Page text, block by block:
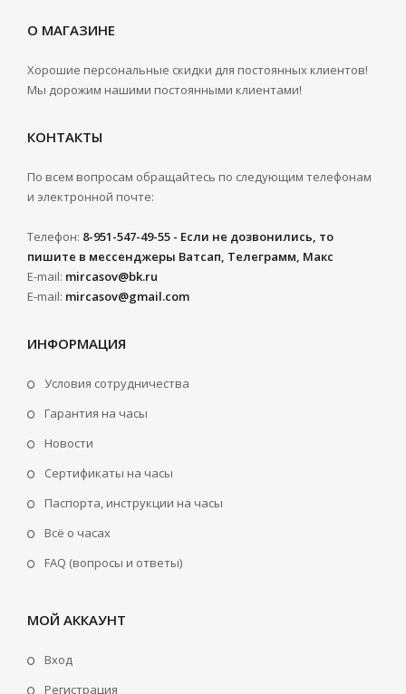
О МАГАЗИНЕ
Хорошие персональные скидки для постоянных клиентов!
Мы дорожим нашими постоянными клиентами!
КОНТАКТЫ
По всем вопросам обращайтесь по следующим телефонам
и электронной почте:
Телефон: 8-951-547-49-55 - Если не дозвонились, то
пишите в мессенджеры Ватсап, Телеграмм, Макс
E-mail: mircasov@bk.ru
E-mail: mircasov@gmail.com
ИНФОРМАЦИЯ
Условия сотрудничества
Гарантия на часы
Новости
Сертификаты на часы
Паспорта, инструкции на часы
Всё о часах
FAQ (вопросы и ответы)
МОЙ АККАУНТ
Вход
Регистрация